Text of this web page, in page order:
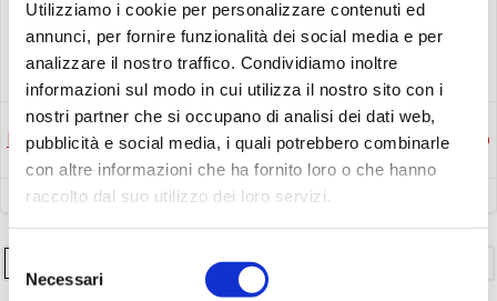
Utilizziamo i cookie per personalizzare contenuti ed
annunci, per fornire funzionalità dei social media e per
analizzare il nostro traffico. Condividiamo inoltre
informazioni sul modo in cui utilizza il nostro sito con i
nostri partner che si occupano di analisi dei dati web,
pubblicità e social media, i quali potrebbero combinarle
con altre informazioni che ha fornito loro o che hanno
raccolto dal suo utilizzo dei loro servizi.
delNecessari
Consigli di lettura
Post
navigation
Precedente
Post
navigation
Successivo